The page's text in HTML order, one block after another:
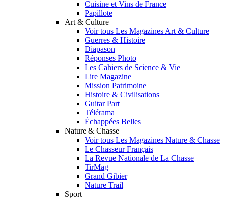
Cuisine et Vins de France
Papillote
Art & Culture
Voir tous Les Magazines Art & Culture
Guerres & Histoire
Diapason
Réponses Photo
Les Cahiers de Science & Vie
Lire Magazine
Mission Patrimoine
Histoire & Civilisations
Guitar Part
Télérama
Échappées Belles
Nature & Chasse
Voir tous Les Magazines Nature & Chasse
Le Chasseur Français
La Revue Nationale de La Chasse
TirMag
Grand Gibier
Nature Trail
Sport